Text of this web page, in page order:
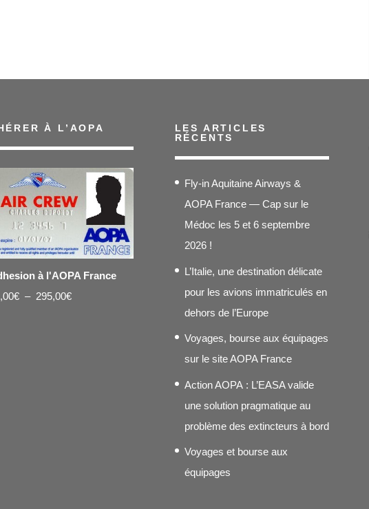
À L’AOPA
à l'AOPA France
€ – 295,00€Plage
LES ARTICLES
RÉCENTS
Fly-in Aquitaine Airways &
AOPA France — Cap sur le
Médoc les 5 et 6 septembre
2026 !
L’Italie, une destination délicate
pour les avions immatriculés en
dehors de l’Europe
Voyages, bourse aux équipages
sur le site AOPA France
Action AOPA : L’EASA valide
une solution pragmatique au
problème des extincteurs à bord
Voyages et bourse aux
équipages